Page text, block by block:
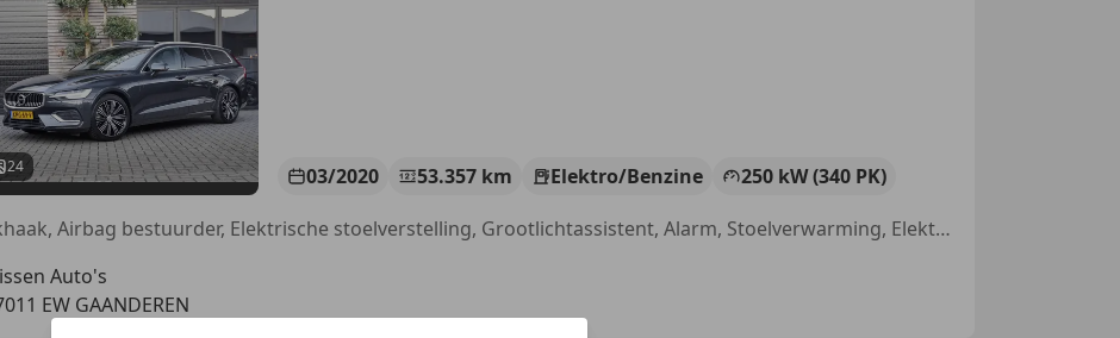
24 03/2020 53.357 km Elektro/Benzine
250 kW (340 PK)
Trekhaak, Airbag bestuurder, Elektrische stoelverstelling, Grootlichtassistent, Alarm, Stoelverwarming, Elektrische achterklep, Parkeerhulp voor
Auto's
EW GAANDEREN